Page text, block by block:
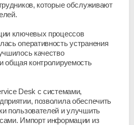
которые обслуживают
ключевых процессов
оперативность устранения
качество
общая контролируемость
Desk с системами,
позволила обеспечить
пользователей и улучшить
Импорт информации из